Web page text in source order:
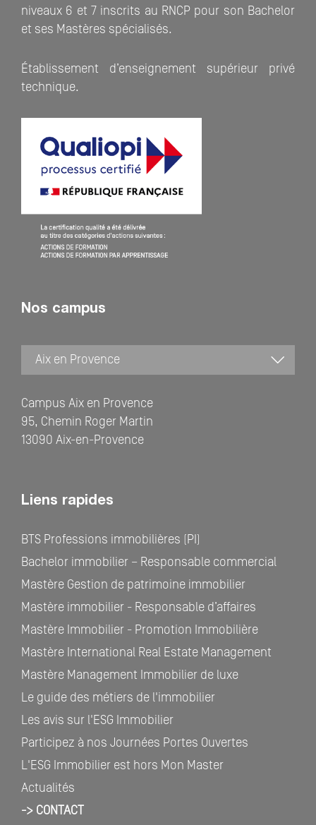
niveaux 6 et 7 inscrits au RNCP pour son Bachelor
et ses Mastères spécialisés.
Établissement d’enseignement supérieur privé
technique.
Nos campus
Campus Aix en Provence
95, Chemin Roger Martin
13090 Aix-en-Provence
Liens rapides
BTS Professions immobilières (PI)
Bachelor immobilier – Responsable commercial
Mastère Gestion de patrimoine immobilier
Mastère immobilier - Responsable d’affaires
Mastère Immobilier - Promotion Immobilière
Mastère International Real Estate Management
Mastère Management Immobilier de luxe
Le guide des métiers de l'immobilier
Les avis sur l'ESG Immobilier
Participez à nos Journées Portes Ouvertes
L'ESG Immobilier est hors Mon Master
Actualités
-> CONTACT